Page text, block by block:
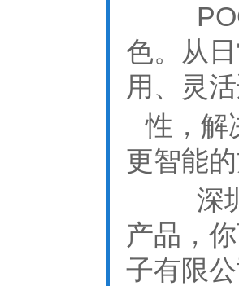
色。从
用、灵
性，解
更智能
深圳
产品，
子有限